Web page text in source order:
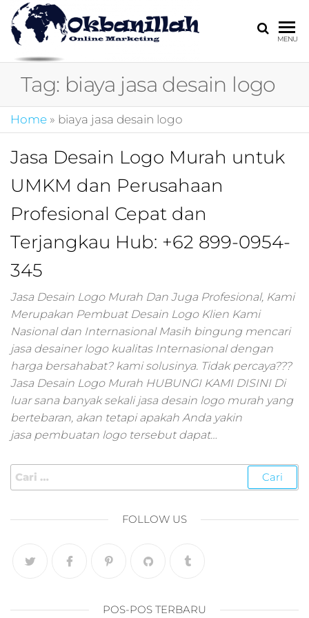
HARGA
MIRING
4.0,jasa digital
kotler,performance
marketing,kotler
digital,marketing
digital social
pemasaran
smm,media
digital,jasa digital
marketing
terbaik,marketing
online offline,jasa
digital marketing
murah,marketing
digital
digital,digital
marketing untuk
umkm,digital
umkm,pemasaran
digital
MENU
Tag: biaya jasa desain logo
Home » biaya jasa desain logo
Jasa Desain Logo Murah untuk
UMKM dan Perusahaan
Profesional Cepat dan
Terjangkau Hub: +62 899-0954-
345
Jasa Desain Logo Murah Dan Juga Profesional, Kami
Merupakan Pembuat Desain Logo Klien Kami
Nasional dan Internasional Masih bingung mencari
jasa desainer logo kualitas Internasional dengan
harga bersahabat? kami solusinya. Tidak percaya???
Jasa Desain Logo Murah HUBUNGI KAMI DISINI Di
luar sana banyak sekali jasa desain logo murah yang
bertebaran, akan tetapi apakah Anda yakin
jasa pembuatan logo tersebut dapat…
FOLLOW US
POS-POS TERBARU